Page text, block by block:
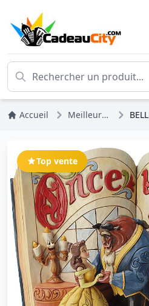
Accueil Meilleures ventes
Top vente